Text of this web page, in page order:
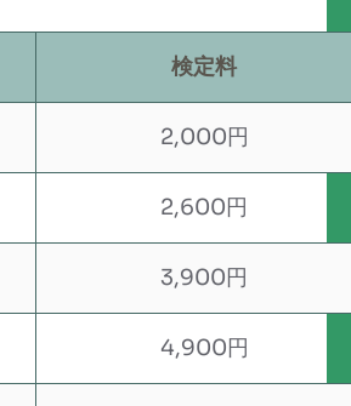
検定料
2,000円
2,600円
3,900円
4,900円